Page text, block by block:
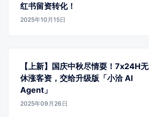
红书留资转化！
2025年10月15日
【上新】国庆中秋尽情耍！7x24H无
休涨客资，交给升级版「小洽 AI
Agent」
2025年09月26日